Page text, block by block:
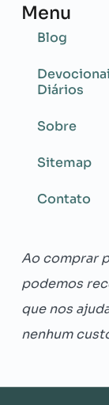
Menu
Blog
Diários
Sobre
Sitemap
Contato
Ao comprar
podemos
que nos
nenhum